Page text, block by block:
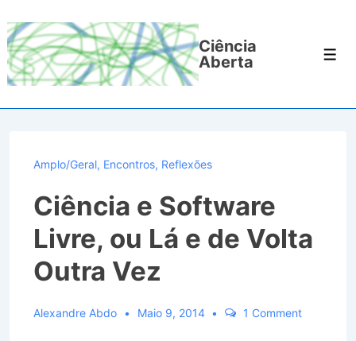
para
Ciência
Aberta
Amplo/Geral, Encontros, Reflexões
Ciência e Software
Livre, ou Lá e de Volta
Outra Vez
Alexandre Abdo Maio 9, 2014 1 Comment